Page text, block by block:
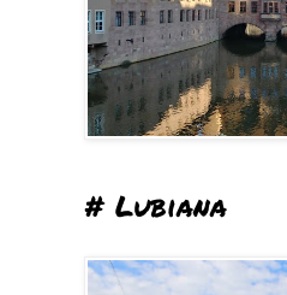
# Lubiana